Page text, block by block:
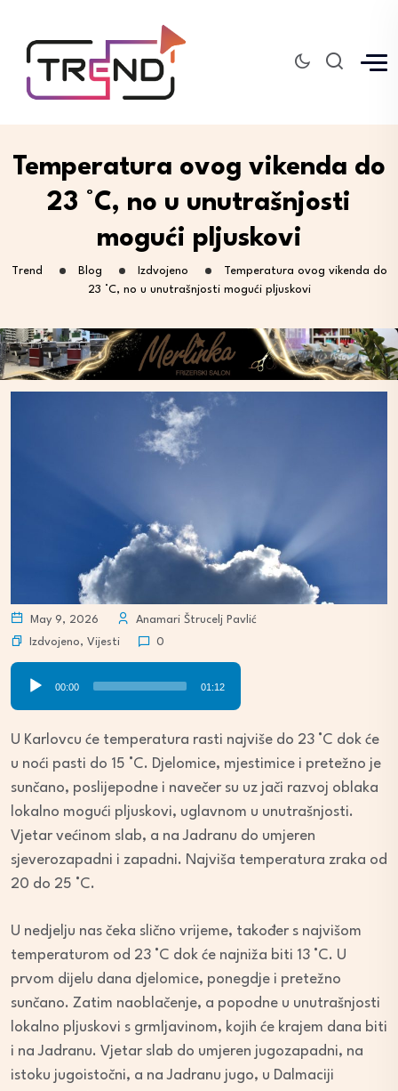
Temperatura ovog vikenda do
23 °C, no u unutrašnjosti
mogući pljuskovi
Trend Blog Izdvojeno
Temperatura ovog vikenda do
23 °C, no u unutrašnjosti mogući pljuskovi
May 9, 2026
Anamari Štrucelj Pavlić
Izdvojeno, Vijesti 0
Audio
Player
00:00 01:12
U Karlovcu će temperatura rasti najviše do 23 °C dok će
u noći pasti do 15 °C. Djelomice, mjestimice i pretežno je
sunčano, poslijepodne i navečer su uz jači razvoj oblaka
lokalno mogući pljuskovi, uglavnom u unutrašnjosti.
Vjetar većinom slab, a na Jadranu do umjeren
sjeverozapadni i zapadni. Najviša temperatura zraka od
20 do 25 °C.
U nedjelju nas čeka slično vrijeme, također s najvišom
temperaturom od 23 °C dok će najniža biti 13 °C. U
prvom dijelu dana djelomice, ponegdje i pretežno
sunčano. Zatim naoblačenje, a popodne u unutrašnjosti
lokalno pljuskovi s grmljavinom, kojih će krajem dana biti
i na Jadranu. Vjetar slab do umjeren jugozapadni, na
istoku jugoistočni, a na Jadranu jugo, u Dalmaciji